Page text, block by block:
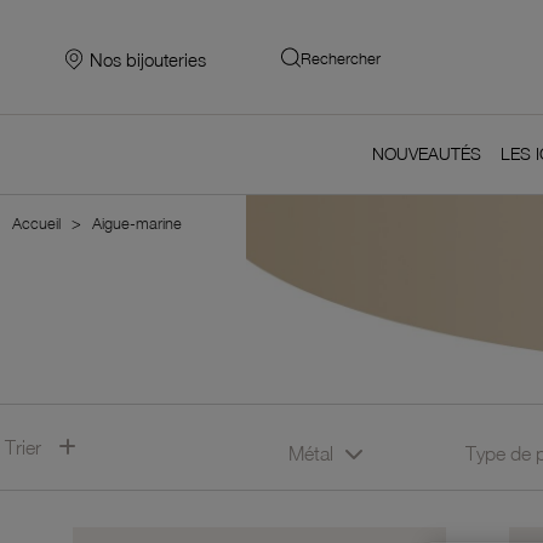
Nos bijouteries Rechercher
NOUVEAUTÉS LES
Accueil Aigue-marine
Trier Métal Type de